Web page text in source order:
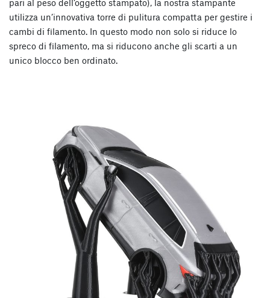
pari al peso dell’oggetto stampato), la nostra stampante
utilizza un’innovativa torre di pulitura compatta per gestire i
cambi di filamento. In questo modo non solo si riduce lo
spreco di filamento, ma si riducono anche gli scarti a un
unico blocco ben ordinato.